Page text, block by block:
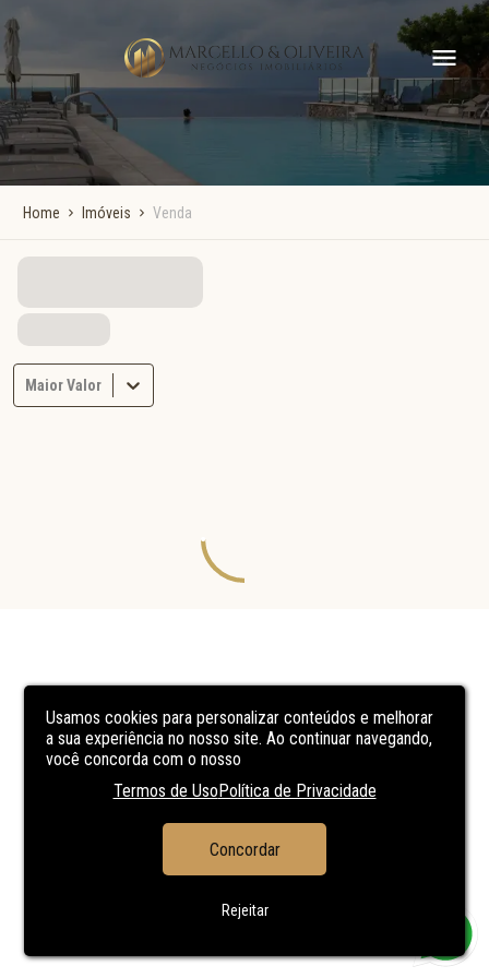
Usamos cookies para personalizar conteúdos e melhorar
a sua experiência no nosso site. Ao continuar navegando,
você concorda com o nosso
Termos de UsoPolítica de Privacidade
Concordar
Rejeitar
Home Imóveis Venda
Maior Valor